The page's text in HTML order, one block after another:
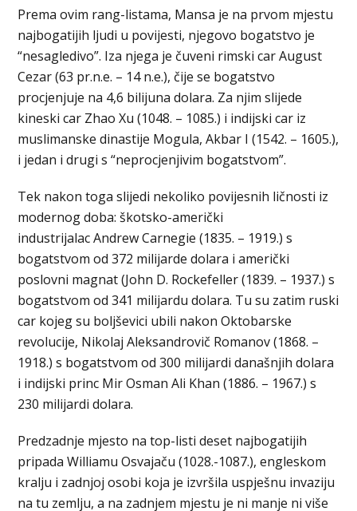
Prema ovim rang-listama, Mansa je na prvom mjestu
najbogatijih ljudi u povijesti, njegovo bogatstvo je
“nesagledivo”. Iza njega je čuveni rimski car August
Cezar (63 pr.n.e. – 14 n.e.), čije se bogatstvo
procjenjuje na 4,6 bilijuna dolara. Za njim slijede
kineski car Zhao Xu (1048. – 1085.) i indijski car iz
muslimanske dinastije Mogula, Akbar I (1542. – 1605.),
i jedan i drugi s “neprocjenjivim bogatstvom”.
Tek nakon toga slijedi nekoliko povijesnih ličnosti iz
modernog doba: škotsko-američki
industrijalac Andrew Carnegie (1835. – 1919.) s
bogatstvom od 372 milijarde dolara i američki
poslovni magnat (John D. Rockefeller (1839. – 1937.) s
bogatstvom od 341 milijardu dolara. Tu su zatim ruski
car kojeg su boljševici ubili nakon Oktobarske
revolucije, Nikolaj Aleksandrovič Romanov (1868. –
1918.) s bogatstvom od 300 milijardi današnjih dolara
i indijski princ Mir Osman Ali Khan (1886. – 1967.) s
230 milijardi dolara.
Predzadnje mjesto na top-listi deset najbogatijih
pripada Williamu Osvajaču (1028.-1087.), engleskom
kralju i zadnjoj osobi koja je izvršila uspješnu invaziju
na tu zemlju, a na zadnjem mjestu je ni manje ni više